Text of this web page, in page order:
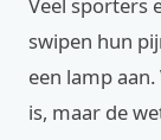
swipen hun
een lamp
is, maar de